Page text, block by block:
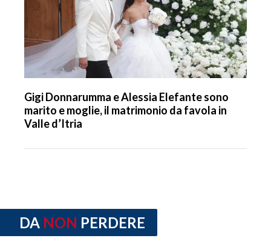
Gigi Donnarumma e Alessia Elefante sono
marito e moglie, il matrimonio da favola in
Valle d’Itria
DA NON PERDERE